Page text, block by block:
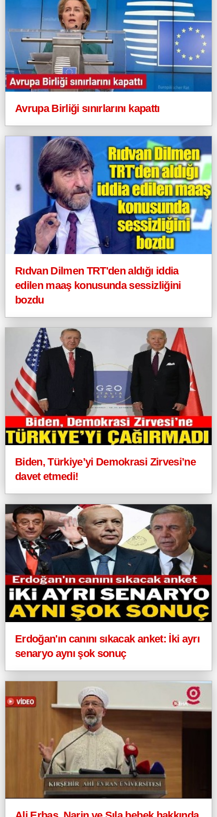
Avrupa Birliği sınırlarını kapattı
Rıdvan Dilmen TRT'den aldığı iddia
edilen maaş konusunda sessizliğini
bozdu
Biden, Türkiye’yi Demokrasi Zirvesi’ne
davet etmedi!
Erdoğan'ın canını sıkacak anket: İki ayrı
senaryo aynı şok sonuç